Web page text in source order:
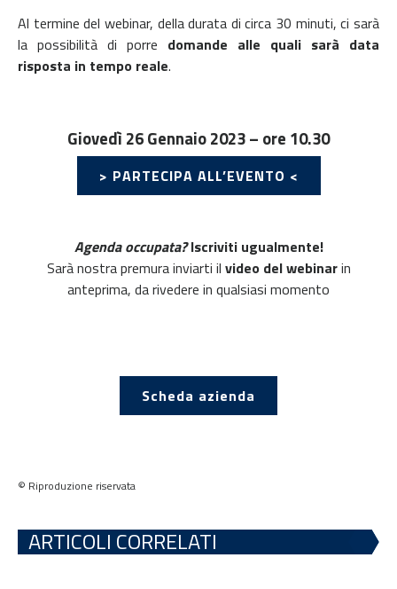
Al termine del webinar, della durata di circa 30 minuti, ci sarà
la possibilità di porre domande alle quali sarà data
risposta in tempo reale.
Giovedì 26 Gennaio 2023 – ore 10.30
> PARTECIPA ALL’EVENTO <
Agenda occupata?Iscriviti ugualmente!
Sarà nostra premura inviarti il video del webinarin
anteprima, da rivedere in qualsiasi momento
Scheda azienda
© Riproduzione riservata
ARTICOLI CORRELATI